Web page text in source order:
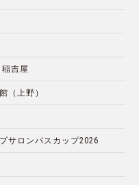
吉屋
上野）
サロンパスカップ2026